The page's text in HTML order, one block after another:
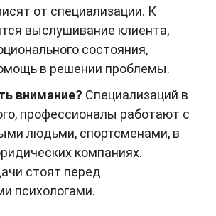
от специализации. К
выслушивание клиента,
состояния,
в решении проблемы.
внимание? Специализаций в
профессионалы работают с
людьми, спортсменами, в
компаниях.
стоят перед
психологами.